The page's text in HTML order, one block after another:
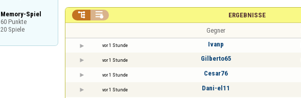
Memory-Spiel
60 Punkte
20 Spiele
ERGEBNISSE
 
Gegner
vor 1 Stunde Ivanp
vor 1 Stunde Gilberto65
vor 1 Stunde Cesar76
vor 1 Stunde Dani-el11